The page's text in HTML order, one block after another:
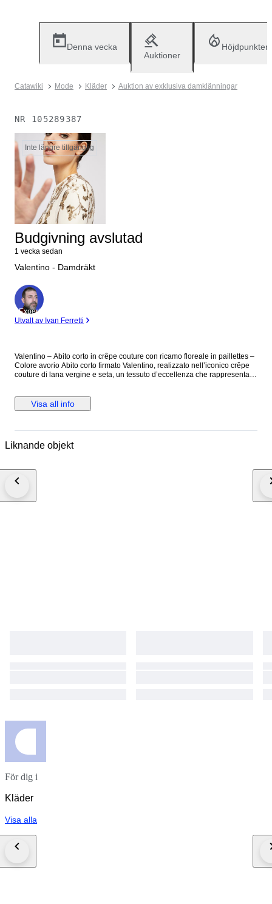
Denna vecka
Auktioner
Höjdpunkter
Catawiki Mode Kläder Auktion av exklusiva damklänningar
NR 105289387
Inte längre tillgänglig
Budgivning avslutad
1 vecka sedan
Valentino - Damdräkt
Expert
Utvalt av Ivan Ferretti
Valentino – Abito corto in crêpe couture con ricamo floreale in paillettes –
Colore avorio Abito corto firmato Valentino, realizzato nell’iconico crêpe
couture di lana vergine e seta, un tessuto d’eccellenza che rappresenta
arricchita da un ricercato ricamo floreale realizzato interamente a mano
con paillettes color oro che si sviluppano sul corpetto, sulle maniche e sul
completamente foderato, per un comfort e una struttura impeccabili. Capo
(misure disponibili su richiesta) Prezzo retail €3545 Mai indossato.
Visa all info
Liknande objekt
För dig i
Kläder
Visa alla